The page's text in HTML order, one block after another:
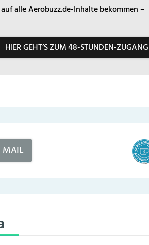
alle Aerobuzz.de-Inhalte bekommen –
HIER GEHT’S ZUM 48-STUNDEN-ZUGANG
MAIL